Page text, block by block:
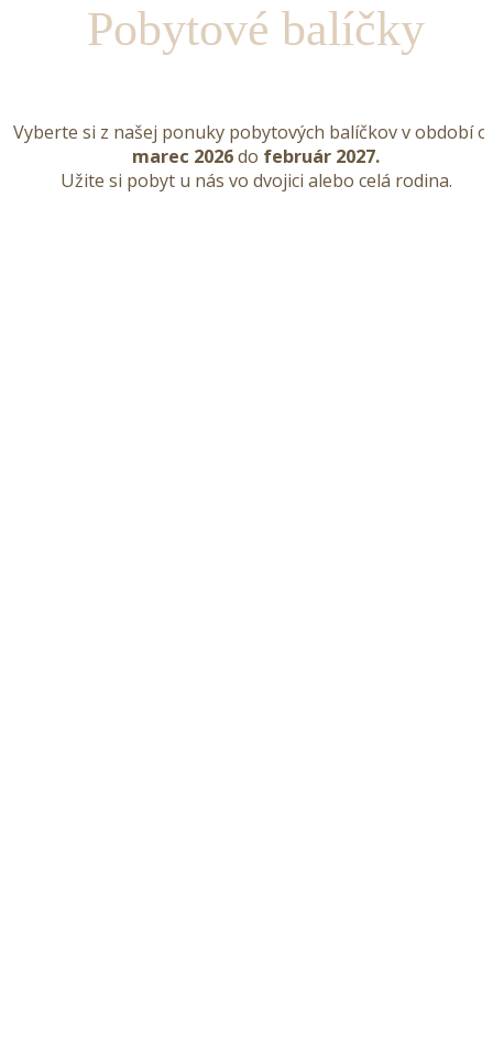
Pobytové balíčky
Vyberte si z našej ponuky pobytových balíčkov v období
marec 2026do február 2027.
Užite si pobyt u nás vo dvojici alebo celá rodina.